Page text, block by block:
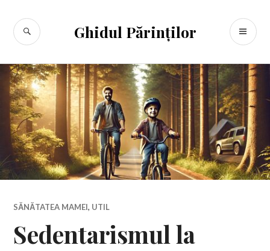
conținut
Ghidul Părinților
CĂUTARE
SĂNĂTATEA MAMEI, UTIL
Sedentarismul la